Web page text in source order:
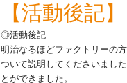
【活動後記】
◎活動後記
明治なるほどファクトリーの
ついて説明してくださいまし
とができました。